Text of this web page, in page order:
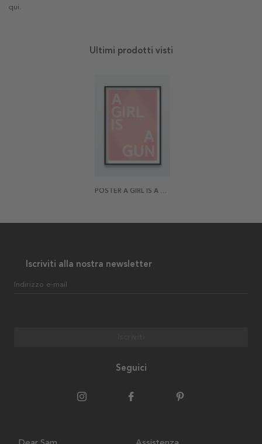
qui.
Ultimi prodotti visti
POSTER A GIRL IS A GUN
Iscriviti alla nostra newsletter
Indirizzo e-mail
Seguici